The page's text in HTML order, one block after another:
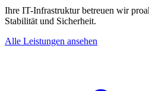
Ihre IT-Infrastruktur betreuen wir
Stabilität und Sicherheit.
Alle Leistungen ansehen